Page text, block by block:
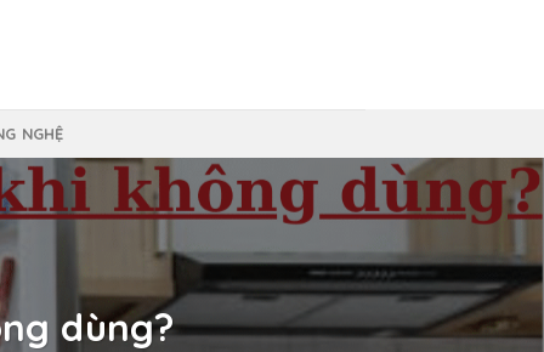
NGHỆ
dùng?